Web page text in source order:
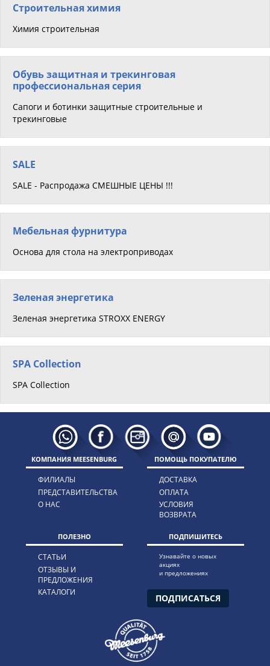
Строительная химия
Химия строительная
Обувь защитная и трекинговая
профессиональная серия
Сапоги и ботинки защитные строительные и
трекинговые
SALE
SALE - Распродажа СМЕШНЫЕ ЦЕНЫ !!!
Мебельная фурнитура
Основа для стола на электроприводах
Зеленая энергетика
Зеленая энергетика STROXX ENERGY
SPA Collection
SPA Collection
КОМПАНИЯ MEESENBURG
ФИЛИАЛЫ
ПРЕДСТАВИТЕЛЬСТВА
О НАС
ПОМОЩЬ ПОКУПАТЕЛЮ
ДОСТАВКА
ОПЛАТА
УСЛОВИЯ
ВОЗВРАТА
ПОЛЕЗНО
СТАТЬИ
ОТЗЫВЫ И
ПРЕДЛОЖЕНИЯ
КАТАЛОГИ
ПОДПИШИТЕСЬ
Узнавайте о новых
акциях
и предложениях
ПОДПИСАТЬСЯ